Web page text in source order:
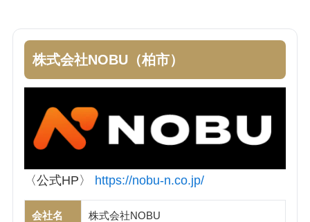
株式会社NOBU（柏市）
〈公式HP〉 https://nobu-n.co.jp/
会社名 株式会社NOBU